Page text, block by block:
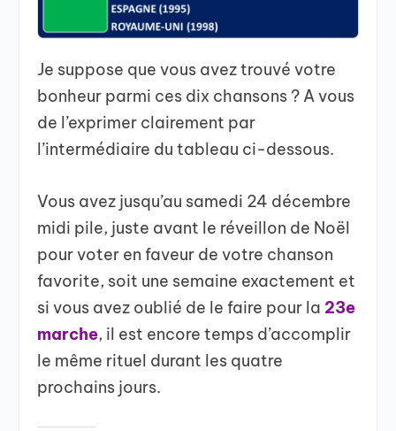
Je suppose que vous avez trouvé votre
bonheur parmi ces dix chansons ? A vous
de l’exprimer clairement par
l’intermédiaire du tableau ci-dessous.
Vous avez jusqu’au samedi 24 décembre
midi pile, juste avant le réveillon de Noël
pour voter en faveur de votre chanson
favorite, soit une semaine exactement et
si vous avez oublié de le faire pour la 23e
marche, il est encore temps d’accomplir
le même rituel durant les quatre
prochains jours.